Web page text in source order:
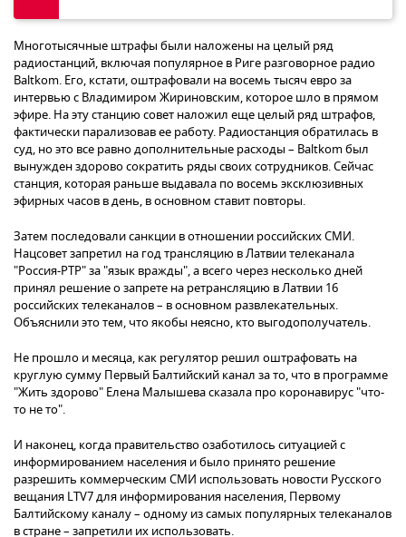
Многотысячные штрафы были наложены на целый ряд
радиостанций, включая популярное в Риге разговорное радио
Baltkom. Его, кстати, оштрафовали на восемь тысяч евро за
интервью с Владимиром Жириновским, которое шло в прямом
эфире. На эту станцию совет наложил еще целый ряд штрафов,
фактически парализовав ее работу. Радиостанция обратилась в
суд, но это все равно дополнительные расходы – Baltkom был
вынужден здорово сократить ряды своих сотрудников. Сейчас
станция, которая раньше выдавала по восемь эксклюзивных
эфирных часов в день, в основном ставит повторы.
Затем последовали санкции в отношении российских СМИ.
Нацсовет запретил на год трансляцию в Латвии телеканала
"Россия-РТР" за "язык вражды", а всего через несколько дней
принял решение о запрете на ретрансляцию в Латвии 16
российских телеканалов – в основном развлекательных.
Объяснили это тем, что якобы неясно, кто выгодополучатель.
Не прошло и месяца, как регулятор решил оштрафовать на
круглую сумму Первый Балтийский канал за то, что в программе
"Жить здорово" Елена Малышева сказала про коронавирус "что-
то не то".
И наконец, когда правительство озаботилось ситуацией с
информированием населения и было принято решение
разрешить коммерческим СМИ использовать новости Русского
вещания LTV7 для информирования населения, Первому
Балтийскому каналу – одному из самых популярных телеканалов
в стране – запретили их использовать.